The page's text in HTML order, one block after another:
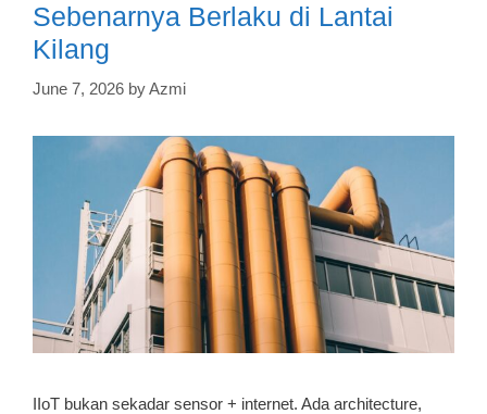
Sebenarnya Berlaku di Lantai
Kilang
June 7, 2026 byAzmi
IIoT bukan sekadar sensor + internet. Ada architecture,